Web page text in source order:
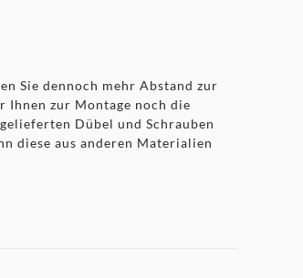
Sie dennoch mehr Abstand zur
Ihnen zur Montage noch die
Dübel und Schrauben
diese aus anderen Materialien